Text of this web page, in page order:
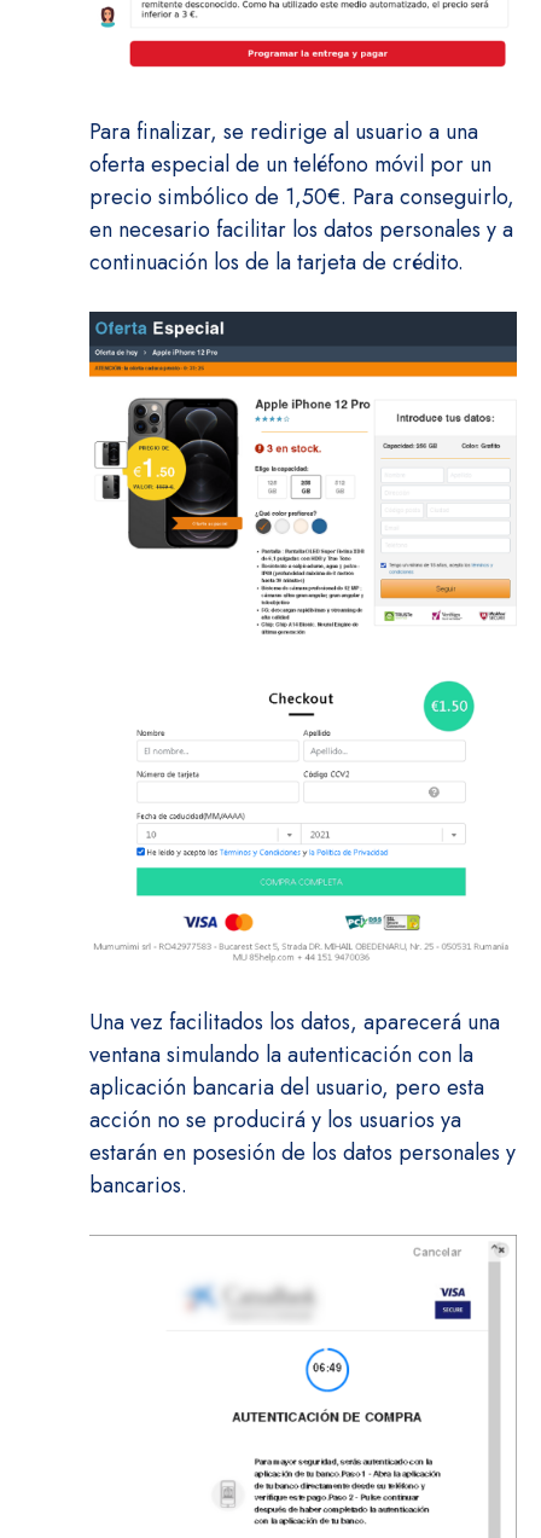
Para finalizar, se redirige al usuario a una
oferta especial de un teléfono móvil por un
precio simbólico de 1,50€. Para conseguirlo,
en necesario facilitar los datos personales y a
continuación los de la tarjeta de crédito.
Una vez facilitados los datos, aparecerá una
ventana simulando la autenticación con la
aplicación bancaria del usuario, pero esta
acción no se producirá y los usuarios ya
estarán en posesión de los datos personales y
bancarios.